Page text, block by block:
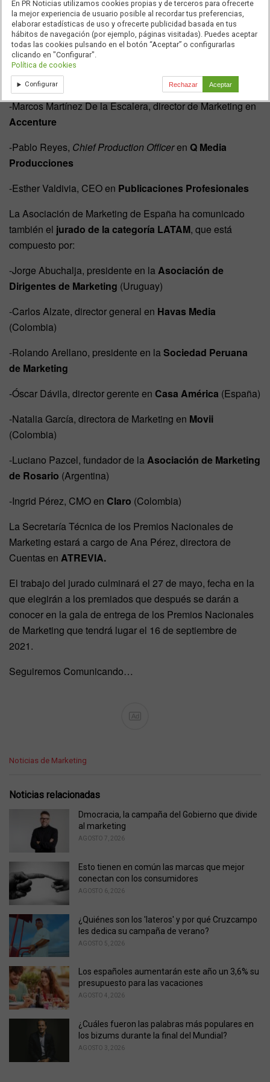
-Alfonso González, director de Estrategia enHavas Media
Group
-Lourdes Hernández, Marketing Director en
-Isabel Lara, vicepresidenta en
Atrevia
-Marcos Martínez De la Escalera, director de Marketing en
Accenture
-Pablo Reyes, Chief Production Officeren Q Media
Producciones
-Esther Valdivia, CEO en Publicaciones Profesionales
La Asociación de Marketing de España ha comunicado
también el jurado de la categoría LATAM, que está
compuesto por:
-Jorge Abuchalja, presidente en laAsociación de
Dirigentes de Marketing (Uruguay)
-Carlos Alzate, director general en Havas Media
(Colombia)
-Rolando Arellano, presidente en laSociedad Peruana
de Marketing
-Óscar Dávila, director gerente en Casa América (España)
-Natalia García, directora de Marketing en Movii
(Colombia)
-Luciano Pazcel, fundador de laAsociación de Marketing
de Rosario (Argentina)
-Ingrid Pérez, CMO en Claro (Colombia)
La Secretaría Técnica de los Premios Nacionales de
Marketing estará a cargo de Ana Pérez, directora de
Cuentas en ATREVIA.
El trabajo del jurado culminará el 27 de mayo, fecha en la
que elegirán a los premiados que después se darán a
conocer en la gala de entrega de los Premios Nacionales
de Marketing que tendrá lugar el 16 de septiembre de
2021.
Seguiremos Comunicando…
Ad
C
e
Noticias de Marketing
Noticias relacionadas
Dmocracia, la campaña del Gobierno que divide
al marketing
AGOSTO 7, 2026
Esto tienen en común las marcas que mejor
conectan con los consumidores
AGOSTO 6, 2026
¿Quiénes son los 'lateros' y por qué Cruzcampo
les dedica su campaña de verano?
AGOSTO 5, 2026
Los españoles aumentarán este año un 3,6% su
presupuesto para las vacaciones
AGOSTO 4, 2026
¿Cuáles fueron las palabras más populares en
los bizums durante la final del Mundial?
AGOSTO 3, 2026
En PR Noticias utilizamos cookies propias y de terceros para ofrecerte
la mejor experiencia de usuario posible al recordar tus preferencias,
elaborar estadísticas de uso y ofrecerte publicidad basada en tus
hábitos de navegación (por ejemplo, páginas visitadas). Puedes aceptar
todas las cookies pulsando en el botón “Aceptar” o configurarlas
clicando en "Configurar".
Política de cookies
Configurar Rechazar Aceptar